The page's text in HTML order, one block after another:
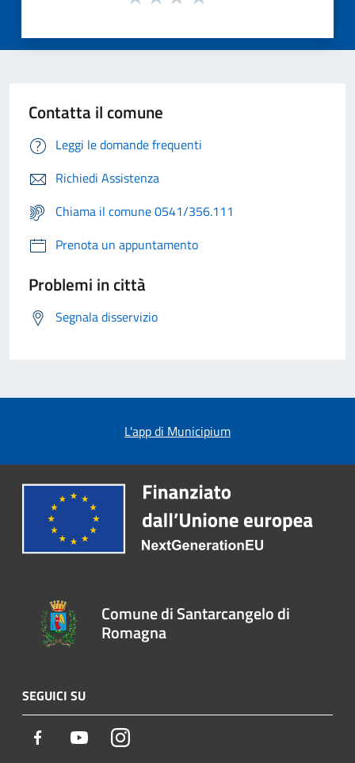
Contatta il comune
Leggi le domande frequenti
Richiedi Assistenza
Chiama il comune 0541/356.111
Prenota un appuntamento
Problemi in città
Segnala disservizio
L'app di Municipium
Comune di Santarcangelo di
Romagna
SEGUICI SU
Facebook YoutubeInstagram